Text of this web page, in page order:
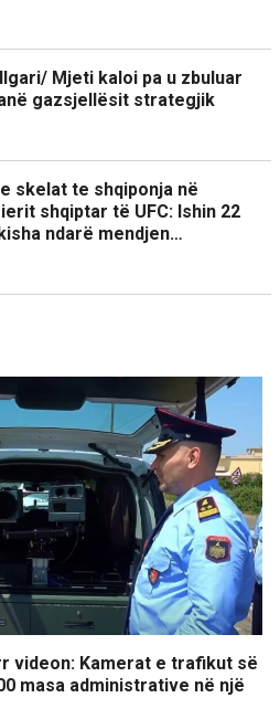
Mjeti kaloi pa u zbuluar
gazsjellësit strategjik
skelat te shqiponja në
shqiptar të UFC: Ishin 22
ndarë mendjen…
videon: Kamerat e trafikut së
masa administrative në një